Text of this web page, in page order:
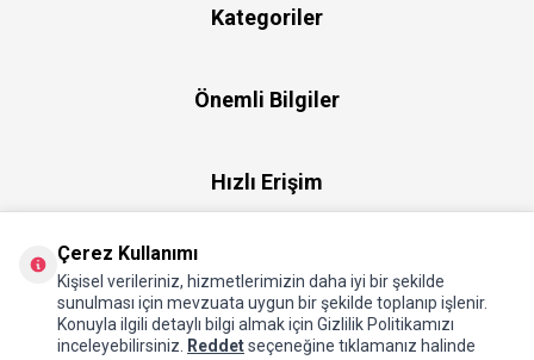
Kategoriler
Önemli Bilgiler
Hızlı Erişim
Hakkımızda
Çerez Kullanımı
Kişisel verileriniz, hizmetlerimizin daha iyi bir şekilde
sunulması için mevzuata uygun bir şekilde toplanıp işlenir.
Konuyla ilgili detaylı bilgi almak için Gizlilik Politikamızı
inceleyebilirsiniz.
Reddetseçeneğine tıklamanız halinde